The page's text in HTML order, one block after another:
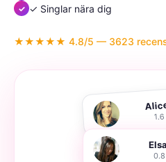
✓ Singlar nära dig
★★★★★ 4.8/5 — 3623